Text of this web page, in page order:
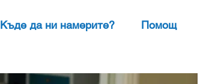
Къде да ни намерите? Помощ